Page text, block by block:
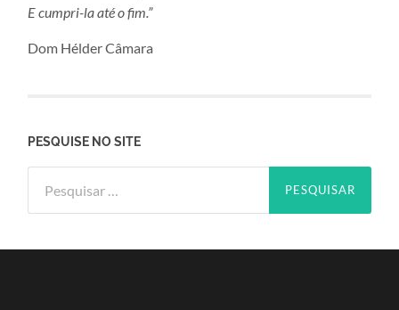
E cumpri-la até o fim.”
Dom Hélder Câmara
PESQUISE NO SITE
por: